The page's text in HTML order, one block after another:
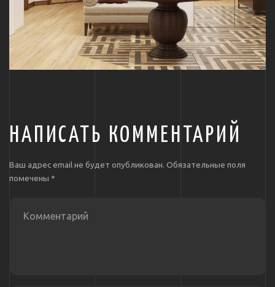
НАПИСАТЬ КОММЕНТАРИЙ
Ваш адрес email не будет опубликован. Обязательные поля
помечены *